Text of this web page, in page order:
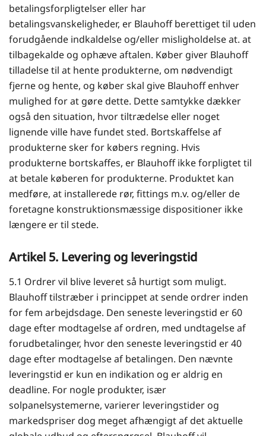
betalingsforpligtelser eller har
betalingsvanskeligheder, er Blauhoff berettiget til uden
forudgående indkaldelse og/eller misligholdelse at. at
tilbagekalde og ophæve aftalen. Køber giver Blauhoff
tilladelse til at hente produkterne, om nødvendigt
fjerne og hente, og køber skal give Blauhoff enhver
mulighed for at gøre dette. Dette samtykke dækker
også den situation, hvor tiltrædelse eller noget
lignende ville have fundet sted. Bortskaffelse af
produkterne sker for købers regning. Hvis
produkterne bortskaffes, er Blauhoff ikke forpligtet til
at betale køberen for produkterne. Produktet kan
medføre, at installerede rør, fittings m.v. og/eller de
foretagne konstruktionsmæssige dispositioner ikke
længere er til stede.
Artikel 5. Levering og leveringstid
5.1 Ordrer vil blive leveret så hurtigt som muligt.
Blauhoff tilstræber i princippet at sende ordrer inden
for fem arbejdsdage. Den seneste leveringstid er 60
dage efter modtagelse af ordren, med undtagelse af
forudbetalinger, hvor den seneste leveringstid er 40
dage efter modtagelse af betalingen. Den nævnte
leveringstid er kun en indikation og er aldrig en
deadline. For nogle produkter, især
solpanelsystemerne, varierer leveringstider og
markedspriser dog meget afhængigt af det aktuelle